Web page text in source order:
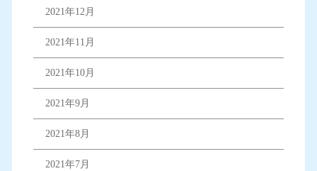
2021年12月
2021年11月
2021年10月
2021年9月
2021年8月
2021年7月